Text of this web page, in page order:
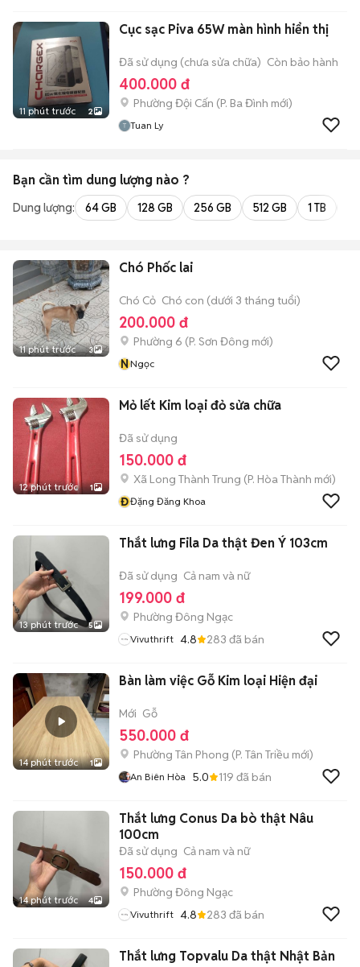
11 phút trước 2
Cục sạc Piva 65W màn hình hiển thị
Đã sử dụng (chưa sửa chữa) Còn bảo hành
400.000 đ
Phường Đội Cấn (P. Ba Đình mới)
Tuan Ly
Bạn cần tìm dung lượng nào ?
Dung lượng: 64 GB 128 GB 256 GB 512 GB 1 TB
11 phút trước 3
Chó Phốc lai
Chó Cỏ Chó con (dưới 3 tháng tuổi)
200.000 đ
Phường 6 (P. Sơn Đông mới)
NNgọc
12 phút trước 1
Mỏ lết Kim loại đỏ sửa chữa
Đã sử dụng
150.000 đ
Xã Long Thành Trung (P. Hòa Thành mới)
ĐĐặng Đăng Khoa
13 phút trước 5
Thắt lưng Fila Da thật Đen Ý 103cm
Đã sử dụng Cả nam và nữ
199.000 đ
Phường Đông Ngạc
Vivuthrift 4.8 283 đã bán
14 phút trước 1
Bàn làm việc Gỗ Kim loại Hiện đại
Mới Gỗ
550.000 đ
Phường Tân Phong (P. Tân Triều mới)
An Biên Hòa 5.0 119 đã bán
14 phút trước 4
Thắt lưng Conus Da bò thật Nâu
100cm
Đã sử dụng Cả nam và nữ
150.000 đ
Phường Đông Ngạc
Vivuthrift 4.8 283 đã bán
Thắt lưng Topvalu Da thật Nhật Bản